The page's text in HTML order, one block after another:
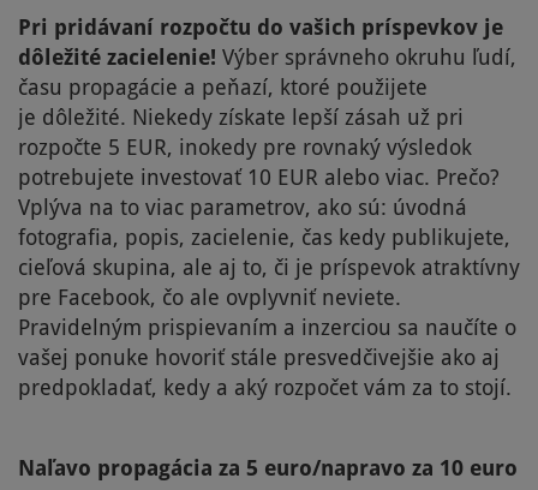
Pri pridávaní rozpočtu do vašich príspevkov je
dôležité zacielenie! Výber správneho okruhu ľudí,
času propagácie a peňazí, ktoré použijete
je dôležité. Niekedy získate lepší zásah už pri
rozpočte 5 EUR, inokedy pre rovnaký výsledok
potrebujete investovať 10 EUR alebo viac. Prečo?
Vplýva na to viac parametrov, ako sú: úvodná
fotografia, popis, zacielenie, čas kedy publikujete,
cieľová skupina, ale aj to, či je príspevok atraktívny
pre Facebook, čo ale ovplyvniť neviete.
Pravidelným prispievaním a inzerciou sa naučíte o
vašej ponuke hovoriť stále presvedčivejšie ako aj
predpokladať, kedy a aký rozpočet vám za to stojí.
Naľavo propagácia za 5 euro/napravo za 10 euro